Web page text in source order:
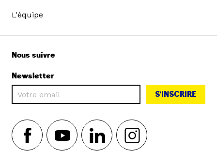
L'équipe
Nous suivre
Newsletter
S'INSCRIRE